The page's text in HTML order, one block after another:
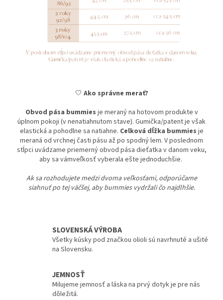
🤍 Ako správne merať?
Obvod pása bummies je meraný na hotovom produkte v
úplnom pokoji (v nenatiahnutom stave). Gumička/patent je však
elastická a pohodlne sa natiahne. Celková dĺžka bummies je
meraná od vrchnej časti pásu až po spodný lem. V poslednom
stĺpci uvádzame priemerný obvod pása dieťatka v danom veku,
aby sa vámveľkosť vyberala ešte jednoduchšie.
Ak sa rozhodujete medzi dvoma veľkosťami, odporúčame
siahnuť po tej väčšej, aby bummies vydržali čo najdlhšie.
SLOVENSKÁ VÝROBA
Všetky kúsky pod značkou olioli sú navrhnuté a ušité
na Slovensku.
JEMNOSŤ
Milujeme jemnosť a láska na prvý dotyk je pre nás
dôležitá.